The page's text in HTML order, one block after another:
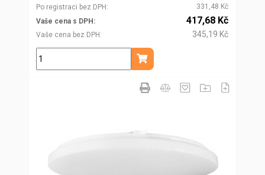
Po registraci bez DPH
331,48 Kč
Vaše cena s DPH
Vaše cena bez DPH
417,68 Kč
345,19 Kč
ks
Přidat do košíku